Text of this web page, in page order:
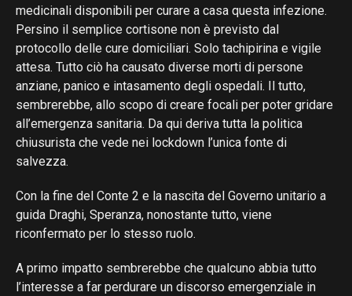
medicinali disponibili per curare a casa questa infezione.
Persino il semplice cortisone non è previsto dal
protocollo delle cure domiciliari. Solo tachipirina e vigile
attesa. Tutto ciò ha causato diverse morti di persone
anziane, panico e intasamento degli ospedali. Il tutto,
sembrerebbe, allo scopo di creare focali per poter gridare
all’emergenza sanitaria. Da qui deriva tutta la politica
chiusurista che vede nei lockdown l’unica fonte di
salvezza.
Con la fine del Conte 2 e la nascita del Governo unitario a
guida Draghi, Speranza, nonostante tutto, viene
riconfermato per lo stesso ruolo.
A primo impatto sembrerebbe che qualcuno abbia tutto
l’interesse a far perdurare un discorso emergenziale in